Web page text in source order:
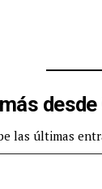
las últimas